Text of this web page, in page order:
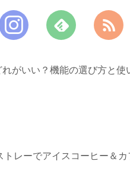
れがいい？機能の選び方と使
トレーでアイスコーヒー＆